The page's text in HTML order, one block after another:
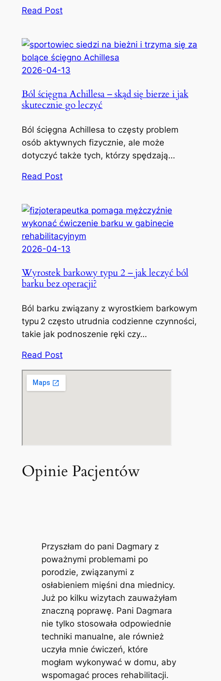
Read Post
2026-04-13
Ból ścięgna Achillesa – skąd się bierze i jak
skutecznie go leczyć
Ból ścięgna Achillesa to częsty problem
osób aktywnych fizycznie, ale może
dotyczyć także tych, którzy spędzają…
Read Post
2026-04-13
Wyrostek barkowy typu 2 – jak leczyć ból
barku bez operacji?
Ból barku związany z wyrostkiem barkowym
typu 2 często utrudnia codzienne czynności,
takie jak podnoszenie ręki czy…
Read Post
Opinie Pacjentów
Przyszłam do pani Dagmary z
poważnymi problemami po
porodzie, związanymi z
osłabieniem mięśni dna miednicy.
Już po kilku wizytach zauważyłam
znaczną poprawę. Pani Dagmara
nie tylko stosowała odpowiednie
techniki manualne, ale również
uczyła mnie ćwiczeń, które
mogłam wykonywać w domu, aby
wspomagać proces rehabilitacji.